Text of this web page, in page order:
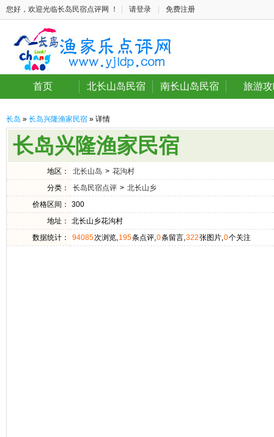
您好，欢迎光临长岛民宿点评网 ！ 请登录 免费注册
首页 北长山岛民宿 南长山岛民宿 旅游
长岛 » 长岛兴隆渔家民宿 » 详情
长岛兴隆渔家民宿
地区： 北长山岛 > 花沟村
分类：
长岛民宿点评 > 北长山乡
价格区间：
300
地址：
北长山乡花沟村
数据统计：
94085次浏览,195条点评,0条留言,322张图片,0个关注